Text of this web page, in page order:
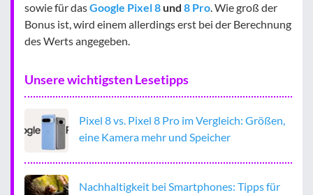
sowie für dasGoogle Pixel 8 und 8 Pro. Wie groß der
Bonus ist, wird einem allerdings erst bei der Berechnung
des Werts angegeben.
Unsere wichtigsten Lesetipps
Pixel 8 vs. Pixel 8 Pro im Vergleich: Größen,
eine Kamera mehr und Speicher
Nachhaltigkeit bei Smartphones: Tipps für